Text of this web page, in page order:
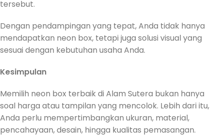
tersebut.
Dengan pendampingan yang tepat, Anda tidak hanya
mendapatkan neon box, tetapi juga solusi visual yang
sesuai dengan kebutuhan usaha Anda.
Kesimpulan
Memilih neon box terbaik di Alam Sutera bukan hanya
soal harga atau tampilan yang mencolok. Lebih dari itu,
Anda perlu mempertimbangkan ukuran, material,
pencahayaan, desain, hingga kualitas pemasangan.